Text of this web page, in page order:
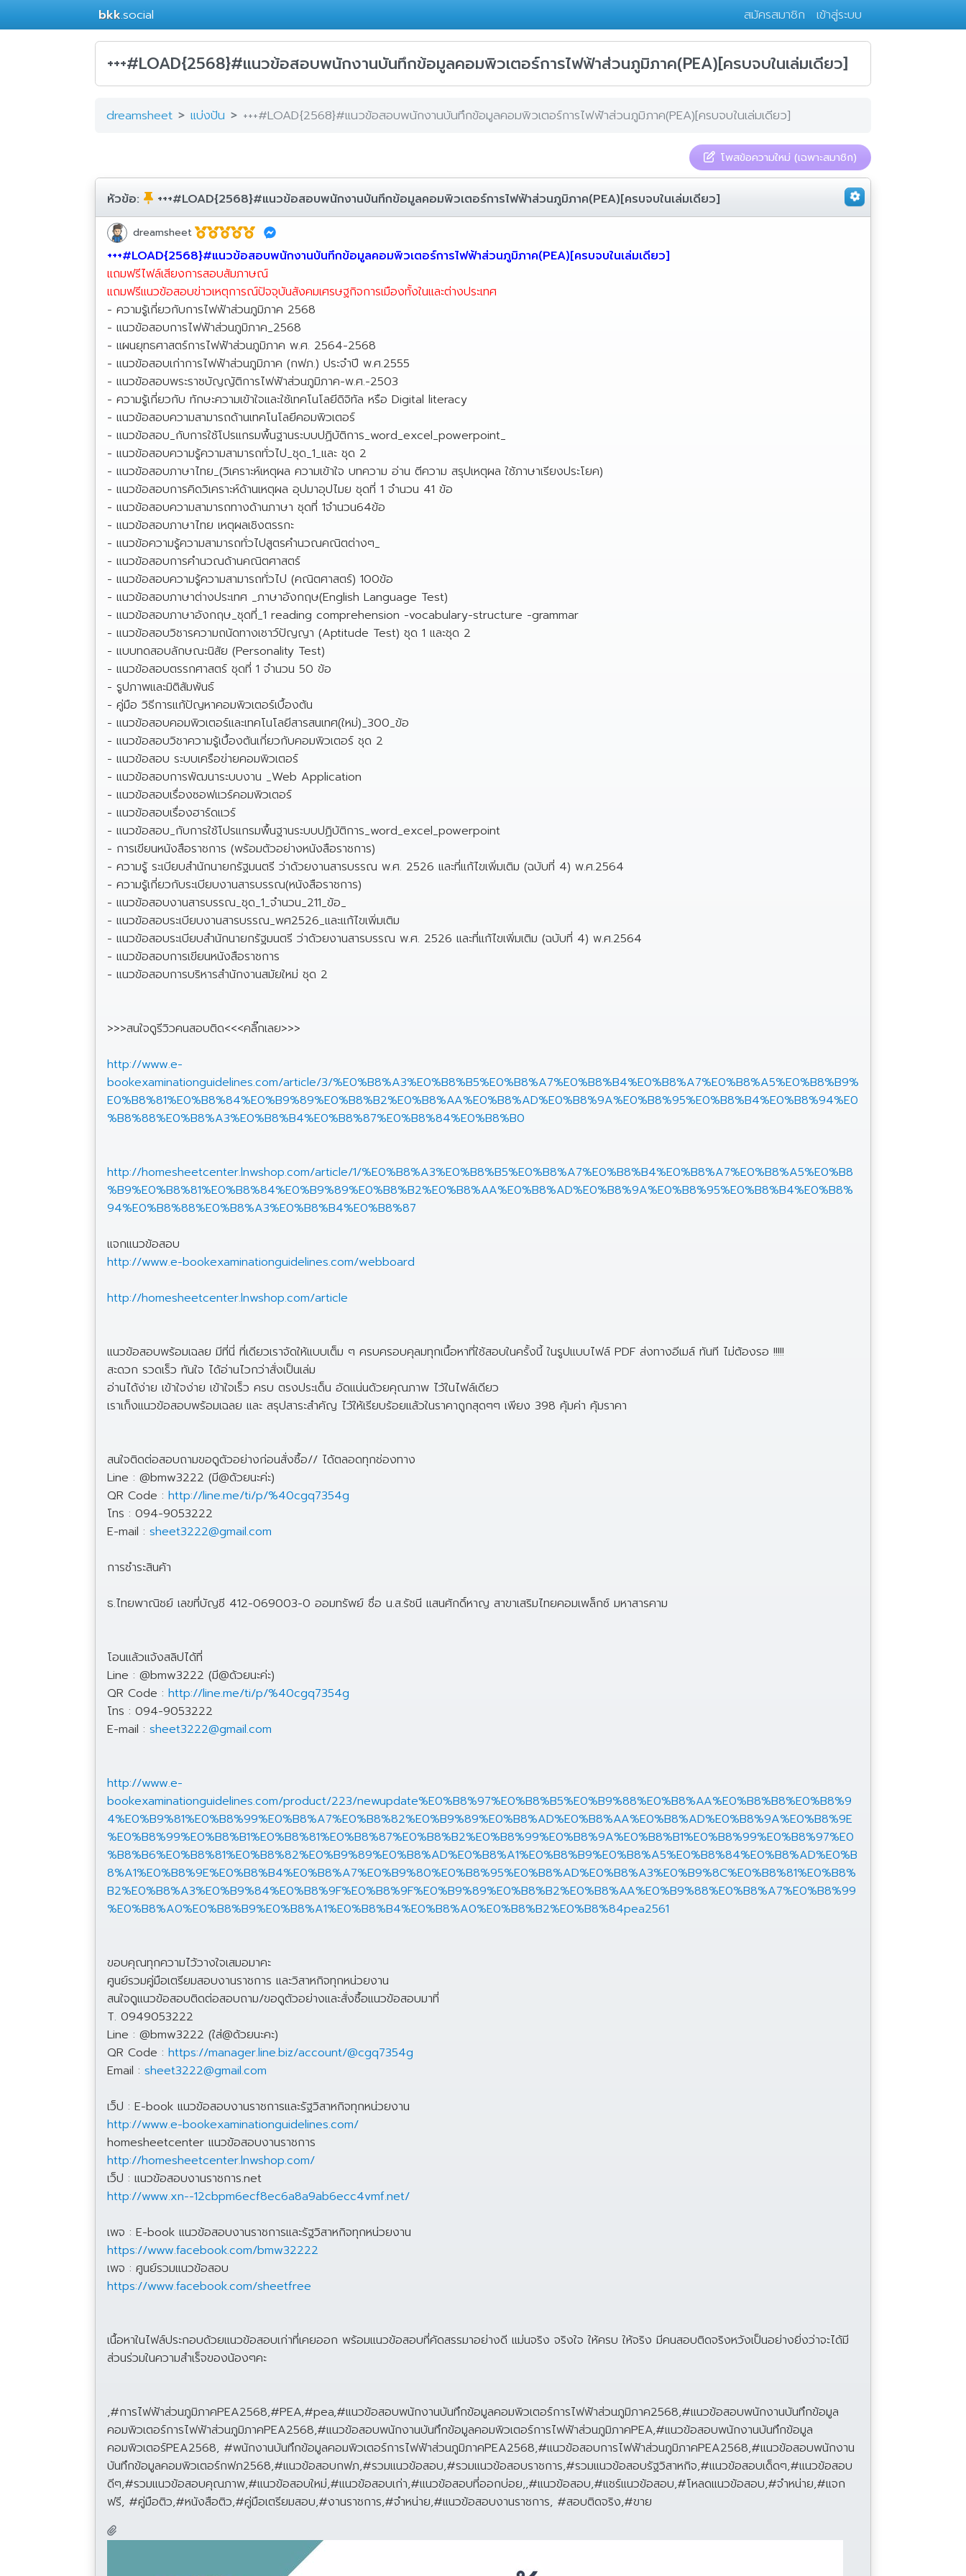
bkk.social สมัครสมาชิก เข้าสู่ระบบ
+++#LOAD{2568}#แนวข้อสอบพนักงานบันทึกข้อมูลคอมพิวเตอร์การไฟฟ้าส่วนภูมิภาค(PEA)[ครบจบในเล่มเดียว]
dreamsheet แบ่งปัน +++#LOAD{2568}#แนวข้อสอบพนักงานบันทึกข้อมูลคอมพิวเตอร์การไฟฟ้าส่วนภูมิภาค(PEA)[ครบจบในเล่มเดียว]
โพสข้อความใหม่ (เฉพาะสมาชิก)
หัวข้อ: +++#LOAD{2568}#แนวข้อสอบพนักงานบันทึกข้อมูลคอมพิวเตอร์การไฟฟ้าส่วนภูมิภาค(PEA)[ครบจบในเล่มเดียว]
dreamsheet
+++#LOAD{2568}#แนวข้อสอบพนักงานบันทึกข้อมูลคอมพิวเตอร์การไฟฟ้าส่วนภูมิภาค(PEA)[ครบจบในเล่มเดียว]
แถมฟรีไฟล์เสียงการสอบสัมภาษณ์
แถมฟรีแนวข้อสอบข่าวเหตุการณ์ปัจจุบันสังคมเศรษฐกิจการเมืองทั้งในและต่างประเทศ
- ความรู้เกี่ยวกับการไฟฟ้าส่วนภูมิภาค 2568
- แนวข้อสอบการไฟฟ้าส่วนภูมิภาค_2568
- แผนยุทธศาสตร์การไฟฟ้าส่วนภูมิภาค พ.ศ. 2564-2568
- แนวข้อสอบเก่าการไฟฟ้าส่วนภูมิภาค (กฟภ.) ประจำปี พ.ศ.2555
- แนวข้อสอบพระราชบัญญัติการไฟฟ้าส่วนภูมิภาค-พ.ศ.-2503
- ความรู้เกี่ยวกับ ทักษะความเข้าใจและใช้เทคโนโลยีดิจิทัล หรือ Digital literacy
- แนวข้อสอบความสามารถด้านเทคโนโลยีคอมพิวเตอร์
- แนวข้อสอบ_กับการใช้โปรแกรมพื้นฐานระบบปฏิบัติการ_word_excel_powerpoint_
- แนวข้อสอบความรู้ความสามารถทั่วไป_ชุด_1_และ ชุด 2
- แนวข้อสอบภาษาไทย_(วิเคราะห์เหตุผล ความเข้าใจ บทความ อ่าน ตีความ สรุปเหตุผล ใช้ภาษาเรียงประโยค)
- แนวข้อสอบการคิดวิเคราะห์ด้านเหตุผล อุปมาอุปไมย ชุดที่ 1 จำนวน 41 ข้อ
- แนวข้อสอบความสามารถทางด้านภาษา ชุดที่ 1จำนวน64ข้อ
- แนวข้อสอบภาษาไทย เหตุผลเชิงตรรกะ
- แนวข้อความรู้ความสามารถทั่วไปสูตรคำนวณคณิตต่างๆ_
- แนวข้อสอบการคำนวณด้านคณิตศาสตร์
- แนวข้อสอบความรู้ความสามารถทั่วไป (คณิตศาสตร์) 100ข้อ
- แนวข้อสอบภาษาต่างประเทศ _ภาษาอังกฤษ(English Language Test)
- แนวข้อสอบภาษาอังกฤษ_ชุดที่_1 reading comprehension -vocabulary-structure -grammar
- แนวข้อสอบวิชารความถนัดทางเชาว์ปัญญา (Aptitude Test) ชุด 1 และชุด 2
- แบบทดสอบลักษณะนิสัย (Personality Test)
- แนวข้อสอบตรรกศาสตร์ ชุดที่ 1 จำนวน 50 ข้อ
- รูปภาพและมิติสัมพันธ์
- คู่มือ วิธีการแก้ปัญหาคอมพิวเตอร์เบื้องต้น
- แนวข้อสอบคอมพิวเตอร์และเทคโนโลยีสารสนเทศ(ใหม่)_300_ข้อ
- แนวข้อสอบวิชาความรู้เบื้องต้นเกี่ยวกับคอมพิวเตอร์ ชุด 2
- แนวข้อสอบ ระบบเครือข่ายคอมพิวเตอร์
- แนวข้อสอบการพัฒนาระบบงาน _Web Application
- แนวข้อสอบเรื่องซอฟแวร์คอมพิวเตอร์
- แนวข้อสอบเรื่องฮาร์ดแวร์
- แนวข้อสอบ_กับการใช้โปรแกรมพื้นฐานระบบปฏิบัติการ_word_excel_powerpoint
- การเขียนหนังสือราชการ (พร้อมตัวอย่างหนังสือราชการ)
- ความรู้ ระเบียบสำนักนายกรัฐมนตรี ว่าด้วยงานสารบรรณ พ.ศ. 2526 และที่แก้ไขเพิ่มเติม (ฉบับที่ 4) พ.ศ.2564
- ความรู้เกี่ยวกับระเบียบงานสารบรรณ(หนังสือราชการ)
- แนวข้อสอบงานสารบรรณ_ชุด_1_จำนวน_211_ข้อ_
- แนวข้อสอบระเบียบงานสารบรรณ_พศ2526_และแก้ไขเพิ่มเติม
- แนวข้อสอบระเบียบสำนักนายกรัฐมนตรี ว่าด้วยงานสารบรรณ พ.ศ. 2526 และที่แก้ไขเพิ่มเติม (ฉบับที่ 4) พ.ศ.2564
- แนวข้อสอบการเขียนหนังสือราชการ
- แนวข้อสอบการบริหารสำนักงานสมัยใหม่ ชุด 2
>>>สนใจดูรีวิวคนสอบติด<<<คลิ๊กเลย>>>
http://www.e-
bookexaminationguidelines.com/article/3/%E0%B8%A3%E0%B8%B5%E0%B8%A7%E0%B8%B4%E0%B8%A7%E0%B8%A5%E0%B8%B9%
E0%B8%81%E0%B8%84%E0%B9%89%E0%B8%B2%E0%B8%AA%E0%B8%AD%E0%B8%9A%E0%B8%95%E0%B8%B4%E0%B8%94%E0
%B8%88%E0%B8%A3%E0%B8%B4%E0%B8%87%E0%B8%84%E0%B8%B0
http://homesheetcenter.lnwshop.com/article/1/%E0%B8%A3%E0%B8%B5%E0%B8%A7%E0%B8%B4%E0%B8%A7%E0%B8%A5%E0%B8
%B9%E0%B8%81%E0%B8%84%E0%B9%89%E0%B8%B2%E0%B8%AA%E0%B8%AD%E0%B8%9A%E0%B8%95%E0%B8%B4%E0%B8%
94%E0%B8%88%E0%B8%A3%E0%B8%B4%E0%B8%87
แจกแนวข้อสอบ
http://www.e-bookexaminationguidelines.com/webboard
http://homesheetcenter.lnwshop.com/article
แนวข้อสอบพร้อมเฉลย มีที่นี่ ที่เดียวเราจัดให้แบบเต็ม ๆ ครบครอบคุลมทุกเนื้อหาที่ใช้สอบในครั้งนี้ ในรูปแบบไฟล์ PDF ส่งทางอีเมล์ ทันที ไม่ต้องรอ !!!!!
สะดวก รวดเร็ว ทันใจ ได้อ่านไวกว่าสั่งเป็นเล่ม
อ่านได้ง่าย เข้าใจง่าย เข้าใจเร็ว ครบ ตรงประเด็น อัดแน่นด้วยคุณภาพ ไว้ในไฟล์เดียว
เราเก็งแนวข้อสอบพร้อมเฉลย และ สรุปสาระสำคัญ ไว้ให้เรียบร้อยแล้วในราคาถูกสุดๆๆ เพียง 398 คุ้มค่า คุ้มราคา
สนใจติดต่อสอบถามขอดูตัวอย่างก่อนสั่งซื้อ// ได้ตลอดทุกช่องทาง
Line : @bmw3222 (มี@ด้วยนะค่ะ)
QR Code : http://line.me/ti/p/%40cgq7354g
โทร : 094-9053222
E-mail : sheet3222@gmail.com
การชำระสินค้า
ธ.ไทยพาณิชย์ เลขที่บัญชี 412-069003-0 ออมทรัพย์ ชื่อ น.ส.รัชนี แสนศักดิ์หาญ สาขาเสริมไทยคอมเพล็กซ์ มหาสารคาม
โอนแล้วแจ้งสลิปได้ที่
Line : @bmw3222 (มี@ด้วยนะค่ะ)
QR Code : http://line.me/ti/p/%40cgq7354g
โทร : 094-9053222
E-mail : sheet3222@gmail.com
http://www.e-
bookexaminationguidelines.com/product/223/newupdate%E0%B8%97%E0%B8%B5%E0%B9%88%E0%B8%AA%E0%B8%B8%E0%B8%9
4%E0%B9%81%E0%B8%99%E0%B8%A7%E0%B8%82%E0%B9%89%E0%B8%AD%E0%B8%AA%E0%B8%AD%E0%B8%9A%E0%B8%9E
%E0%B8%99%E0%B8%B1%E0%B8%81%E0%B8%87%E0%B8%B2%E0%B8%99%E0%B8%9A%E0%B8%B1%E0%B8%99%E0%B8%97%E0
%B8%B6%E0%B8%81%E0%B8%82%E0%B9%89%E0%B8%AD%E0%B8%A1%E0%B8%B9%E0%B8%A5%E0%B8%84%E0%B8%AD%E0%B
8%A1%E0%B8%9E%E0%B8%B4%E0%B8%A7%E0%B9%80%E0%B8%95%E0%B8%AD%E0%B8%A3%E0%B9%8C%E0%B8%81%E0%B8%
B2%E0%B8%A3%E0%B9%84%E0%B8%9F%E0%B8%9F%E0%B9%89%E0%B8%B2%E0%B8%AA%E0%B9%88%E0%B8%A7%E0%B8%99
%E0%B8%A0%E0%B8%B9%E0%B8%A1%E0%B8%B4%E0%B8%A0%E0%B8%B2%E0%B8%84pea2561
ขอบคุณทุกความไว้วางใจเสมอมาคะ
ศูนย์รวมคู่มือเตรียมสอบงานราชการ และวิสาหกิจทุกหน่วยงาน
สนใจดูแนวข้อสอบติดต่อสอบถาม/ขอดูตัวอย่างและสั่งซื้อแนวข้อสอบมาที่
T. 0949053222
Line : @bmw3222 (ใส่@ด้วยนะคะ)
QR Code : https://manager.line.biz/account/@cgq7354g
Email : sheet3222@gmail.com
เว็ป : E-book แนวข้อสอบงานราชการและรัฐวิสาหกิจทุกหน่วยงาน
http://www.e-bookexaminationguidelines.com/
homesheetcenter แนวข้อสอบงานราชการ
http://homesheetcenter.lnwshop.com/
เว็ป : แนวข้อสอบงานราชการ.net
http://www.xn--12cbpm6ecf8ec6a8a9ab6ecc4vmf.net/
เพจ : E-book แนวข้อสอบงานราชการและรัฐวิสาหกิจทุกหน่วยงาน
https://www.facebook.com/bmw32222
เพจ : ศูนย์รวมแนวข้อสอบ
https://www.facebook.com/sheetfree
เนื้อหาในไฟล์ประกอบด้วยแนวข้อสอบเก่าที่เคยออก พร้อมแนวข้อสอบที่คัดสรรมาอย่างดี แม่นจริง จริงใจ ให้ครบ ให้จริง มีคนสอบติดจริงหวังเป็นอย่างยิ่งว่าจะได้มี
ส่วนร่วมในความสำเร็จของน้องๆคะ
,#การไฟฟ้าส่วนภูมิภาคPEA2568,#PEA,#pea,#แนวข้อสอบพนักงานบันทึกข้อมูลคอมพิวเตอร์การไฟฟ้าส่วนภูมิภาค2568,#แนวข้อสอบพนักงานบันทึกข้อมูล
คอมพิวเตอร์การไฟฟ้าส่วนภูมิภาคPEA2568,#แนวข้อสอบพนักงานบันทึกข้อมูลคอมพิวเตอร์การไฟฟ้าส่วนภูมิภาคPEA,#แนวข้อสอบพนักงานบันทึกข้อมูล
คอมพิวเตอร์PEA2568, #พนักงานบันทึกข้อมูลคอมพิวเตอร์การไฟฟ้าส่วนภูมิภาคPEA2568,#แนวข้อสอบการไฟฟ้าส่วนภูมิภาคPEA2568,#แนวข้อสอบพนักงาน
บันทึกข้อมูลคอมพิวเตอร์กฟภ2568,#แนวข้อสอบกฟภ,#รวมแนวข้อสอบ,#รวมแนวข้อสอบราชการ,#รวมแนวข้อสอบรัฐวิสาหกิจ,#แนวข้อสอบเด็ดๆ,#แนวข้อสอบ
ดีๆ,#รวมแนวข้อสอบคุณภาพ,#แนวข้อสอบใหม่,#แนวข้อสอบเก่า,#แนวข้อสอบที่ออกบ่อย,,#แนวข้อสอบ,#แชร์แนวข้อสอบ,#โหลดแนวข้อสอบ,#จำหน่าย,#แจก
ฟรี, #คู่มือติว,#หนังสือติว,#คู่มือเตรียมสอบ,#งานราชการ,#จำหน่าย,#แนวข้อสอบงานราชการ, #สอบติดจริง,#ขาย